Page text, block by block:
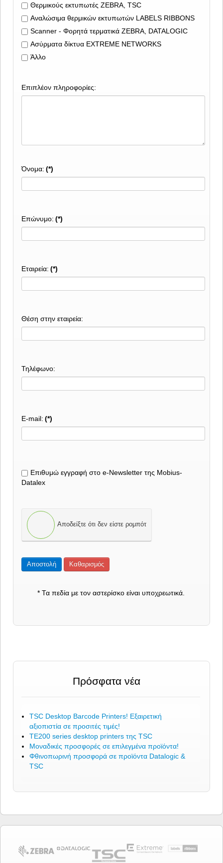
Θερμικούς εκτυπωτές ZEBRA, TSC
Αναλώσιμα θερμικών εκτυπωτών LABELS RIBBONS
Scanner - Φορητά τερματικά ZEBRA, DATALOGIC
Ασύρματα δίκτυα EXTREME NETWORKS
Άλλο
Επιπλέον πληροφορίες:
Όνομα: (*)
Επώνυμο: (*)
Εταιρεία: (*)
Θέση στην εταιρεία:
Τηλέφωνο:
E-mail: (*)
Eπιθυμώ εγγραφή στο e-Newsletter της Mobius-
Datalex
Αποδείξτε ότι δεν είστε ρομπότ
Αποστολή Καθαρισμός
* Τα πεδία με τον αστερίσκο είναι υποχρεωτικά.
Πρόσφατα νέα
TSC Desktop Barcode Printers! Εξαιρετική
αξιοπιστία σε προσιτές τιμές!
TE200 series desktop printers της TSC
Μοναδικές προσφορές σε επιλεγμένα προϊόντα!
Φθινοπωρινή προσφορά σε προϊόντα Datalogic &
TSC